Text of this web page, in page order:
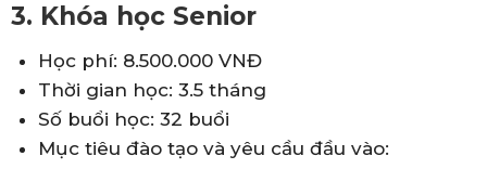
3. Khóa học Senior
Học phí: 8.500.000 VNĐ
Thời gian học: 3.5 tháng
Số buổi học: 32 buổi
Mục tiêu đào tạo và yêu cầu đầu vào: